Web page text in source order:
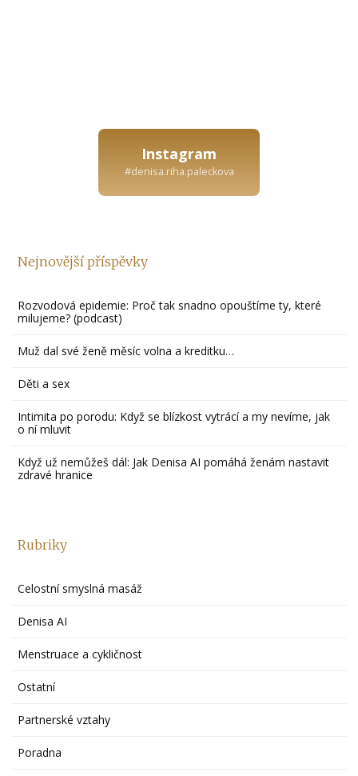
Instagram
#denisa.riha.paleckova
Nejnovější příspěvky
Rozvodová epidemie: Proč tak snadno opouštíme ty, které
milujeme? (podcast)
Muž dal své ženě měsíc volna a kreditku…
Děti a sex
Intimita po porodu: Když se blízkost vytrácí a my nevíme, jak
o ní mluvit
Když už nemůžeš dál: Jak Denisa AI pomáhá ženám nastavit
zdravé hranice
Rubriky
Celostní smyslná masáž
Denisa AI
Menstruace a cykličnost
Ostatní
Partnerské vztahy
Poradna